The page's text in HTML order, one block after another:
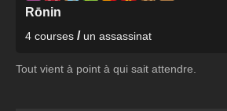
Rōnin
4 courses / un assassinat
Tout vient à point à qui sait attendre.